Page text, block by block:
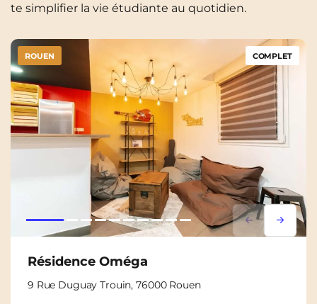
te simplifier la vie étudiante au quotidien.
Lorem ipsum
Lorem
ROUEN COMPLET
Résidence Oméga
9 Rue Duguay Trouin, 76000 Rouen